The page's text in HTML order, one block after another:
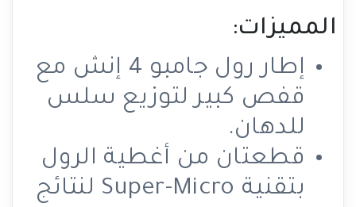
المميزات:
إطار رول جامبو 4 إنش مع
قفص كبير لتوزيع سلس
للدهان.
قطعتان من أغطية الرول
بتقنية Super-Micro لنتائج